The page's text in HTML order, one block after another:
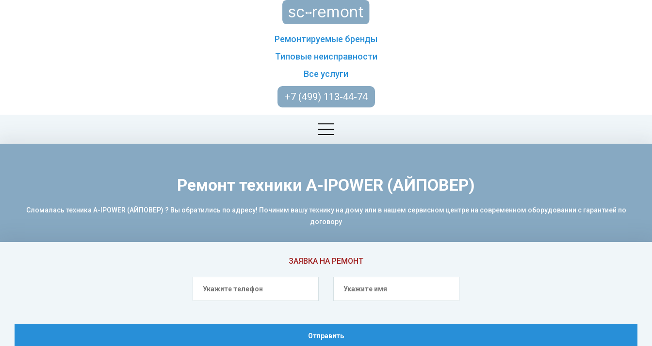
Ремонтируемые бренды
Типовые неисправности
Все услуги
+7 (499) 113-44-74
ЗАЯВКА НА РЕМОНТ
Отправить
Ремонт техники A-IPOWER (АЙПОВЕР)
Сломалась техника A-IPOWER (АЙПОВЕР) ? Вы обратились по адресу! Починим вашу технику на дому или в нашем сервисном центре на современном оборудовании с гарантией по
договору